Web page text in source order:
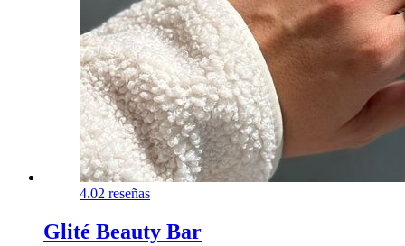
4.02 reseñas
Glité Beauty Bar